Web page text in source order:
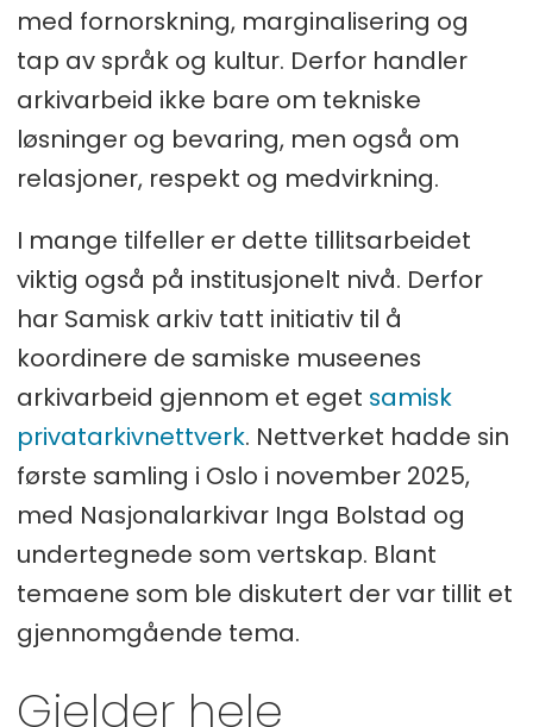
med fornorskning, marginalisering og
tap av språk og kultur. Derfor handler
arkivarbeid ikke bare om tekniske
løsninger og bevaring, men også om
relasjoner, respekt og medvirkning.
I mange tilfeller er dette tillitsarbeidet
viktig også på institusjonelt nivå. Derfor
har Samisk arkiv tatt initiativ til å
koordinere de samiske museenes
arkivarbeid gjennom et eget samisk
privatarkivnettverk. Nettverket hadde sin
første samling i Oslo i november 2025,
med Nasjonalarkivar Inga Bolstad og
undertegnede som vertskap. Blant
temaene som ble diskutert der var tillit et
gjennomgående tema.
Gjelder hele